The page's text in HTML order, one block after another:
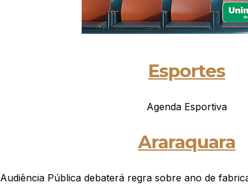
Esportes
Agenda Esportiva
Araraquara
Audiência Pública debaterá regra sobre ano de